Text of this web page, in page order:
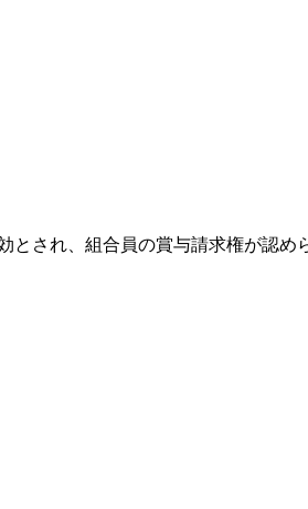
とされ、組合員の賞与請求権が認め